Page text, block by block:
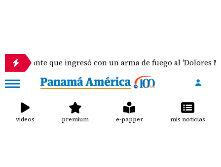
Estudiante que ingresó con un arma de fuego al 'Dolores
videos premium e-papper mis noticias